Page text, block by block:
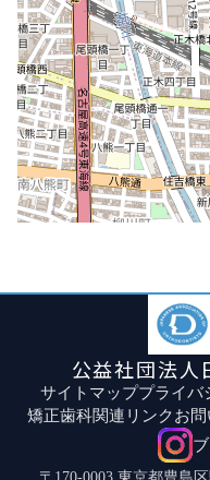
公益社団法人
サイトマッププライバ
矯正歯科関連リンクお